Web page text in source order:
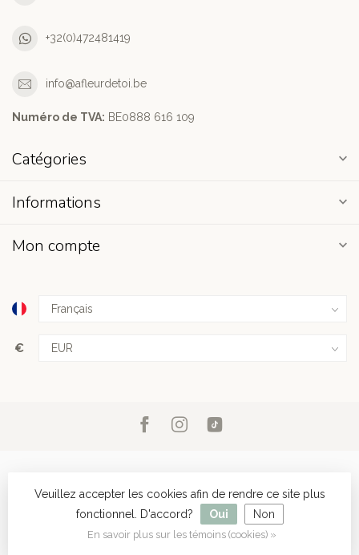
+32(0)472481419
info@afleurdetoi.be
Numéro de TVA: BE0888 616 109
Catégories
Informations
Mon compte
€
© Copyright 2026 - Powered by Lightspeed
- Theme by
Dyvelopment
Veuillez accepter les cookies afin de rendre ce site plus
fonctionnel. D'accord?
Oui Non
En savoir plus sur les témoins (cookies) »